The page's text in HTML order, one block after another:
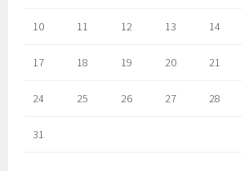
10 11 12 13 14
17 18 19 20 21
24 25 26 27 28
31